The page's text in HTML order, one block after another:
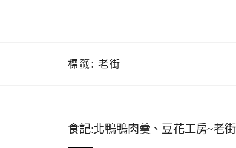
標籤: 老街
食記:北鴨鴨肉羹、豆花工房~老